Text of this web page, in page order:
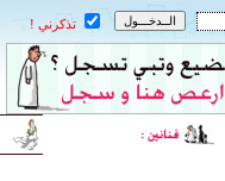
تذكرني !